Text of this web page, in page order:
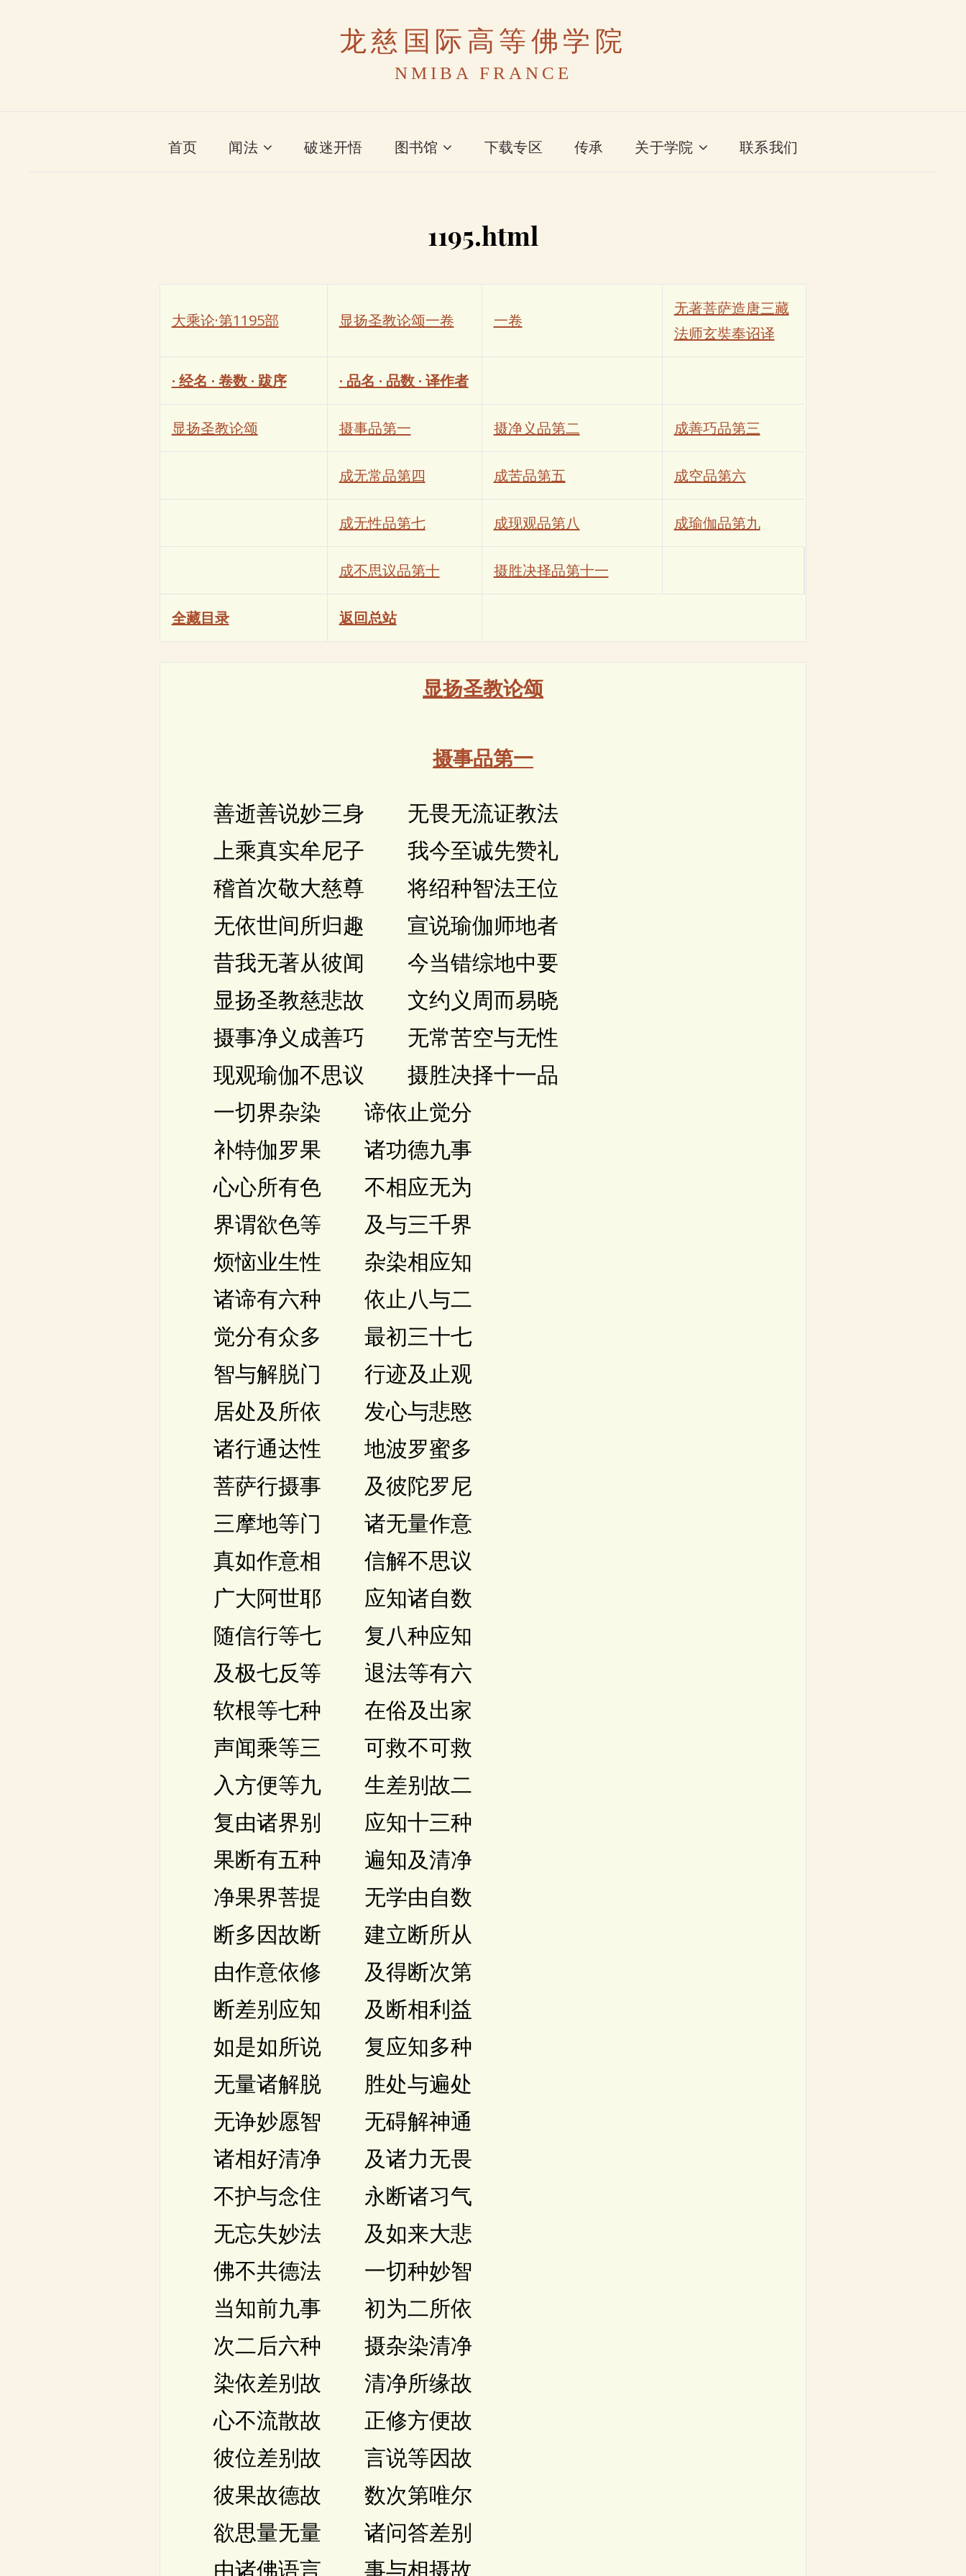
龙慈国际高等佛学院
NMIBA FRANCE
首页 闻法 破迷开悟 图书馆 下载专区 传承 关于学院 联系我们
1195.html
大乘论·第1195部 显扬圣教论颂一卷 一卷
无著菩萨造唐三藏
法师玄奘奉诏译
· 经名 · 卷数 · 跋序 · 品名 · 品数 · 译作者
显扬圣教论颂 摄事品第一 摄净义品第二 成善巧品第三
成无常品第四 成苦品第五 成空品第六
成无性品第七 成现观品第八 成瑜伽品第九
成不思议品第十 摄胜决择品第十一
全藏目录 返回总站
显扬圣教论颂
摄事品第一
善逝善说妙三身 无畏无流证教法
上乘真实牟尼子 我今至诚先赞礼
稽首次敬大慈尊 将绍种智法王位
无依世间所归趣 宣说瑜伽师地者
昔我无著从彼闻 今当错综地中要
显扬圣教慈悲故 文约义周而易晓
摄事净义成善巧 无常苦空与无性
现观瑜伽不思议 摄胜决择十一品
一切界杂染 谛依止觉分
补特伽罗果 诸功德九事
心心所有色 不相应无为
界谓欲色等 及与三千界
烦恼业生性 杂染相应知
诸谛有六种 依止八与二
觉分有众多 最初三十七
智与解脱门 行迹及止观
居处及所依 发心与悲愍
诸行通达性 地波罗蜜多
菩萨行摄事 及彼陀罗尼
三摩地等门 诸无量作意
真如作意相 信解不思议
广大阿世耶 应知诸自数
随信行等七 复八种应知
及极七反等 退法等有六
软根等七种 在俗及出家
声闻乘等三 可救不可救
入方便等九 生差别故二
复由诸界别 应知十三种
果断有五种 遍知及清净
净果界菩提 无学由自数
断多因故断 建立断所从
由作意依修 及得断次第
断差别应知 及断相利益
如是如所说 复应知多种
无量诸解脱 胜处与遍处
无诤妙愿智 无碍解神通
诸相好清净 及诸力无畏
不护与念住 永断诸习气
无忘失妙法 及如来大悲
佛不共德法 一切种妙智
当知前九事 初为二所依
次二后六种 摄杂染清净
染依差别故 清净所缘故
心不流散故 正修方便故
彼位差别故 言说等因故
彼果故德故 数次第唯尔
欲思量无量 诸问答差别
由诸佛语言 事与相摄故